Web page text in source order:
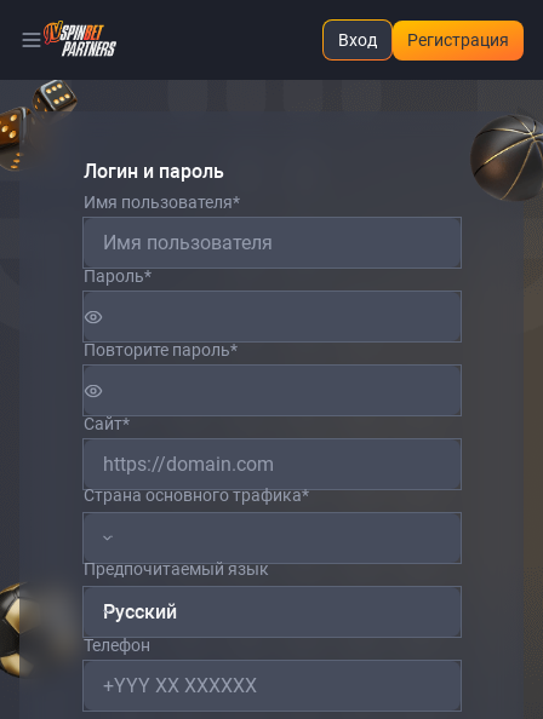
Вход Регистрация
Логин и пароль
Имя пользователя*
Пароль*
Повторите пароль*
Сайт*
Страна основного трафика*
Предпочитаемый язык
Русский
Телефон